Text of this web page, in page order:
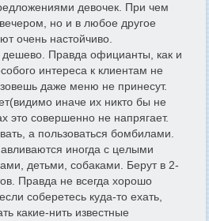
девочек. При чем
но и в любое другое
очень настойчиво.
дешево. Правда официанты, как и
интереса к клиентам не
даже меню не принесут.
иначе их никто бы не
это совершенно не напрягает.
а пользоваться бомбилами.
иногда с целыми
детьми, собаками. Берут в 2-
Правда не всегда хорошо
соберетесь куда-то ехать,
какие-нить известные